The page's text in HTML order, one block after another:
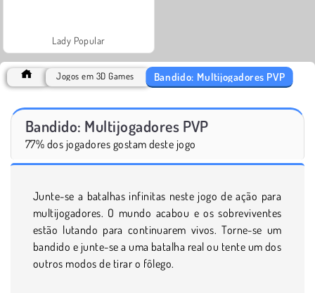
Lady Popular
Jogos em 3D Games Bandido: Multijogadores PVP
Bandido: Multijogadores PVP
77% dos jogadores gostam deste jogo
Junte-se a batalhas infinitas neste jogo de ação para
multijogadores. O mundo acabou e os sobreviventes
estão lutando para continuarem vivos. Torne-se um
bandido e junte-se a uma batalha real ou tente um dos
outros modos de tirar o fôlego.